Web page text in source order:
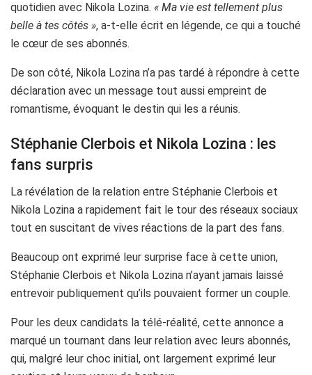
quotidien avec Nikola Lozina. « Ma vie est tellement plus
belle à tes côtés », a-t-elle écrit en légende, ce qui a touché
le cœur de ses abonnés.
De son côté, Nikola Lozina n’a pas tardé à répondre à cette
déclaration avec un message tout aussi empreint de
romantisme, évoquant le destin qui les a réunis.
Stéphanie Clerbois et Nikola Lozina : les
fans surpris
La révélation de la relation entre Stéphanie Clerbois et
Nikola Lozina a rapidement fait le tour des réseaux sociaux
tout en suscitant de vives réactions de la part des fans.
Beaucoup ont exprimé leur surprise face à cette union,
Stéphanie Clerbois et Nikola Lozina n’ayant jamais laissé
entrevoir publiquement qu’ils pouvaient former un couple.
Pour les deux candidats la télé-réalité, cette annonce a
marqué un tournant dans leur relation avec leurs abonnés,
qui, malgré leur choc initial, ont largement exprimé leur